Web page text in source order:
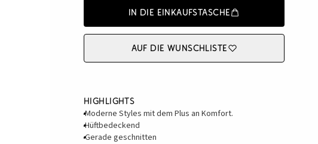
In die Einkaufstasche
Auf die Wunschliste
Highlights
Moderne Styles mit dem Plus an Komfort.
Hüftbedeckend
Gerade geschnitten